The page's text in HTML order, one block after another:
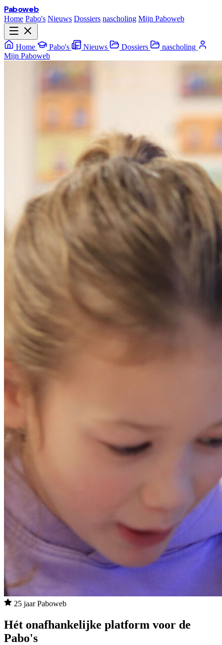
Paboweb
Home Pabo's Nieuws Dossiers nascholing Mijn Paboweb
Home Pabo's Nieuws Dossiers
nascholing
Mijn Paboweb
25 jaar Paboweb
Hét onafhankelijke platform voor de
Pabo's